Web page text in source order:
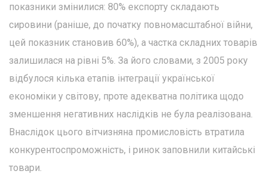
показники змінилися: 80% експорту складають
сировини (раніше, до початку повномасштабної війни,
цей показник становив 60%), а частка складних товарів
залишилася на рівні 5%. За його словами, з 2005 року
відбулося кілька етапів інтеграції української
економіки у світову, проте адекватна політика щодо
зменшення негативних наслідків не була реалізована.
Внаслідок цього вітчизняна промисловість втратила
конкурентоспроможність, і ринок заповнили китайські
товари.